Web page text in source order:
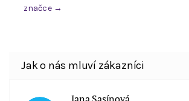
mail není viditelný pro ostatní nakupující.
značce →